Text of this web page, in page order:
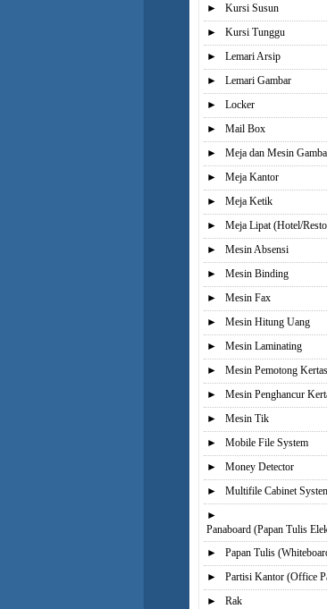
►
Kursi Susun
►
Kursi Tunggu
►
Lemari Arsip
►
Lemari Gambar
►
Locker
►
Mail Box
►
Meja dan Mesin
►
Meja Kantor
►
Meja Ketik
►
Meja Lipat (Hotel/
►
Mesin Absensi
►
Mesin Binding
►
Mesin Fax
►
Mesin Hitung Uang
►
Mesin Laminating
►
Mesin Pemotong Kertas
►
Mesin Penghancur
►
Mesin Tik
►
Mobile File System
►
Money Detector
►
Multifile Cabinet
►
Panaboard (Papan Tulis
►
Papan Tulis
►
Partisi Kantor (Office
►
Rak